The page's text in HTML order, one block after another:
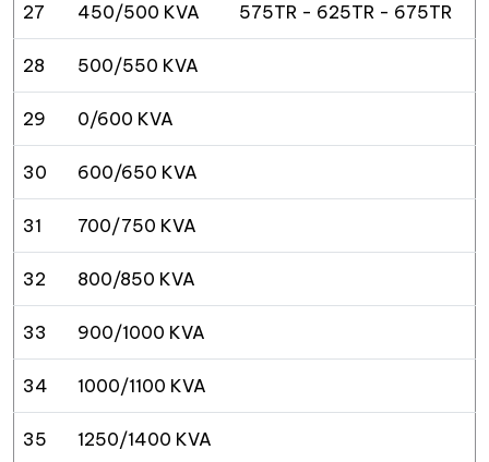
27 450/500 KVA 575TR - 625TR - 675TR
28 500/550 KVA
29 0/600 KVA
30 600/650 KVA
31 700/750 KVA
32 800/850 KVA
33 900/1000 KVA
34 1000/1100 KVA
35 1250/1400 KVA